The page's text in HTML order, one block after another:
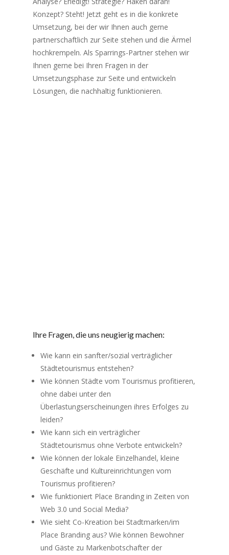
Konzept? Steht! Jetzt geht es in die konkrete
Umsetzung, bei der wir Ihnen auch gerne
partnerschaftlich zur Seite stehen und die Ärmel
hochkrempeln. Als Sparrings-Partner stehen wir
Ihnen gerne bei Ihren Fragen in der
Umsetzungsphase zur Seite und entwickeln
Lösungen, die nachhaltig funktionieren.
Ihre Fragen, die uns neugierig machen:
Wie kann ein sanfter/sozial verträglicher
Städtetourismus entstehen?
Wie können Städte vom Tourismus profitieren,
ohne dabei unter den
Überlastungserscheinungen ihres Erfolges zu
leiden?
Wie kann sich ein verträglicher
Städtetourismus ohne Verbote entwickeln?
Wie können der lokale Einzelhandel, kleine
Geschäfte und Kultureinrichtungen vom
Tourismus profitieren?
Wie funktioniert Place Branding in Zeiten von
Web 3.0 und Social Media?
Wie sieht Co-Kreation bei Stadtmarken/im
Place Branding aus? Wie können Bewohner
und Gäste zu Markenbotschafter der